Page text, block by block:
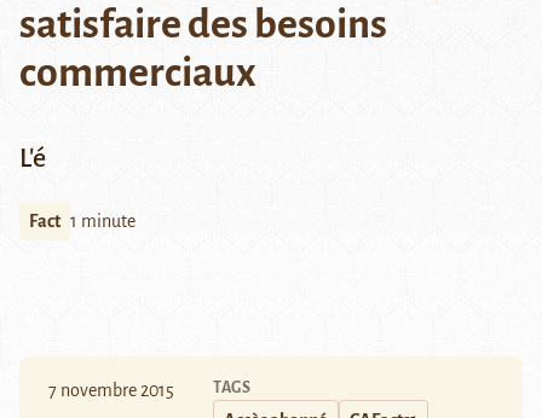
satisfaire des besoins
commerciaux
L'é
Fact 1 minute
7 novembre 2015 TAGS